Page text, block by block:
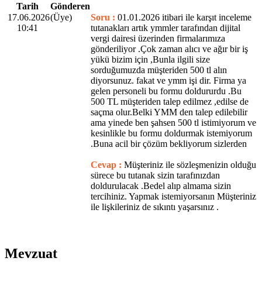
Tarih
Gönderen
17.06.2026
10:41
(Üye) Soru : 01.01.2026 itibari ile karşıt inceleme
tutanakları artık ymmler tarafından dijital
vergi dairesi üzerinden firmalarımıza
gönderiliyor .Çok zaman alıcı ve ağır bir iş
yükü bizim için ,Bunla ilgili size
sorduğumuzda müşteriden 500 tl alın
diyorsunuz. fakat ve ymm işi dir. Firma ya
gelen personeli bu formu doldururdu .Bu
500 TL müşteriden talep edilmez ,edilse de
saçma olur.Belki YMM den talep edilebilir
ama yinede ben şahsen 500 tl istimiyorum ve
kesinlikle bu formu doldurmak istemiyorum
.Buna acil bir çözüm bekliyorum sizlerden
Cevap : Müşteriniz ile sözleşmenizin olduğu
sürece bu tutanak sizin tarafınızdan
doldurulacak .Bedel alıp almama sizin
tercihiniz. Yapmak istemiyorsanın Müşteriniz
ile lişkileriniz de sıkıntı yaşarsınız .
Mevzuat